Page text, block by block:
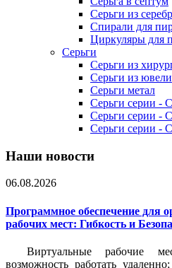
Серьги из
Спирали для
Циркуляры для
Серьги
Серьги из
Серьги из
Серьги метал
Серьги серии -
Серьги серии -
Серьги серии -
Наши новости
06.08.2026
Программное обеспечение для
рабочих мест: Гибкость и
Виртуальные рабочие
возможность работать